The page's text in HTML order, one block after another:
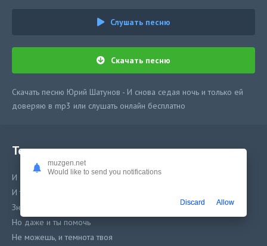
Слушать песню
Скачать песню
Скачать песню Юрий Шатунов - И снова седая ночь и только ей
доверяю в mp3 или слушать онлайн бесплатно
Текст песни
И снова седая ночь
И только ей доверяю я
Знает седая ночь не все мои тайны
Но даже и ты помочь
Не можешь, и темнота твоя
muzgen.net
Would like to send you notifications
Discard Allow